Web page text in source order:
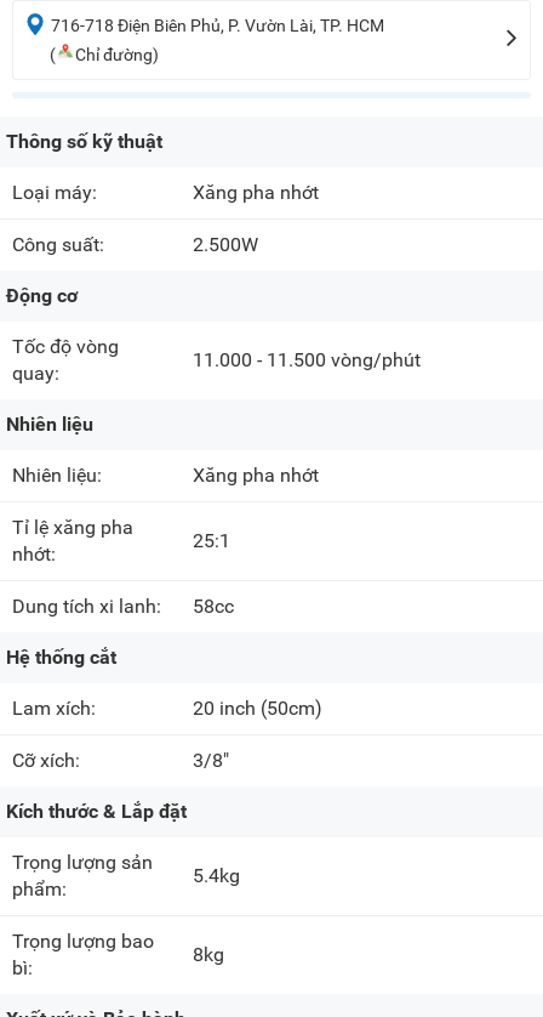
716-718 Điện Biên Phủ, P. Vườn Lài, TP. HCM
(
Chỉ đường)
Thông số kỹ thuật
Loại máy: Xăng pha nhớt
Công suất: 2.500W
Động cơ
Tốc độ vòng
quay:
11.000 - 11.500 vòng/phút
Nhiên liệu
Nhiên liệu: Xăng pha nhớt
Tỉ lệ xăng pha
nhớt:
25:1
Dung tích xi lanh: 58cc
Hệ thống cắt
Lam xích: 20 inch (50cm)
Cỡ xích: 3/8"
Kích thước & Lắp đặt
Trọng lượng sản
phẩm:
5.4kg
Trọng lượng bao
bì:
8kg